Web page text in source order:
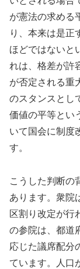
が憲法の求める
り、本来は是正
ほどではないと
れは、格差が許
が否定される重
のスタンスとし
価値の平等とい
いて国会に制度
す。
こうした判断の
あります。衆院
区割り改定が行
の参院は、都道
応じた議席配分
ています。人口